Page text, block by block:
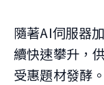
隨著AI伺服器
續快速攀升，
受惠題材發酵